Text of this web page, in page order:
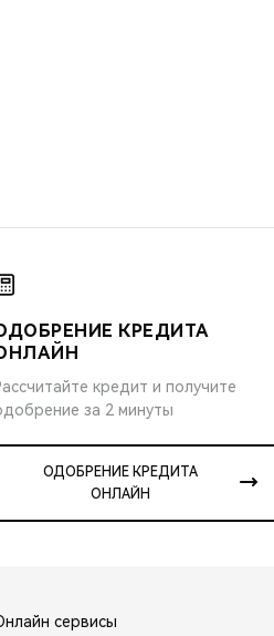
КРЕДИТА
кредит и получите
за 2 минуты
ОДОБРЕНИЕ КРЕДИТА
ОНЛАЙН
сервисы